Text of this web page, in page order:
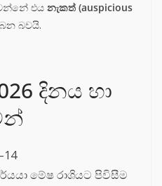
එය නැකත් (auspicious
බවයි.
දිනය හා
මේෂ රාශියට පිවිසීම